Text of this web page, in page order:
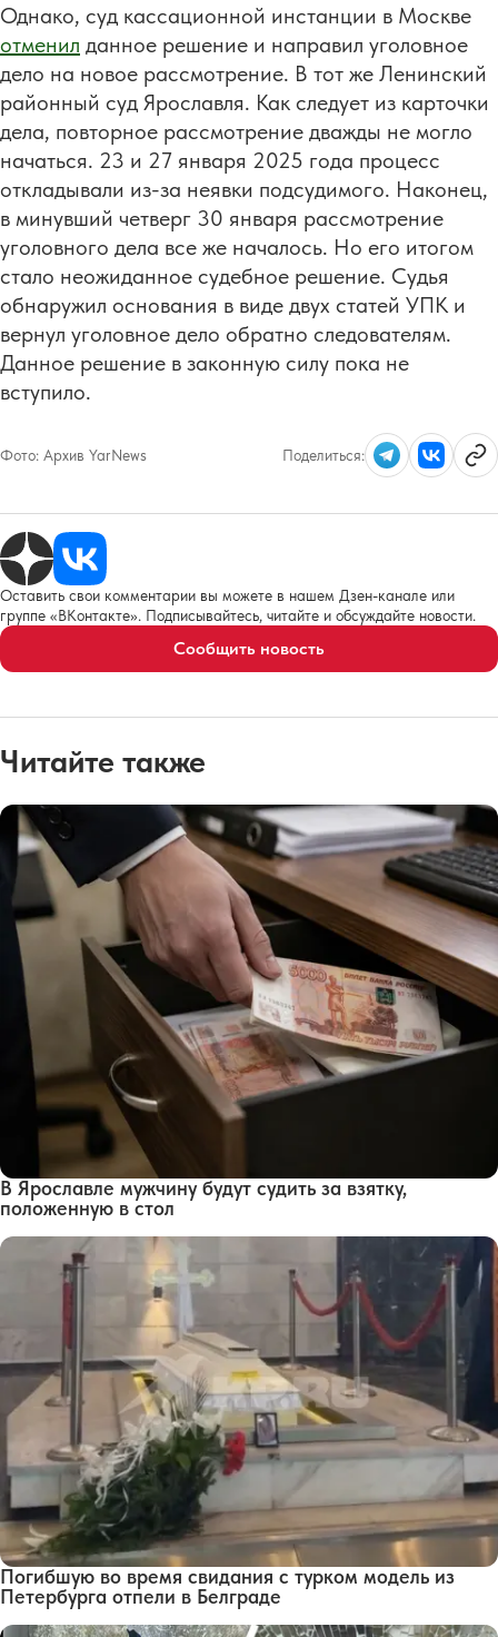
Однако, суд кассационной инстанции в Москве
отменил данное решение и направил уголовное
дело на новое рассмотрение. В тот же Ленинский
районный суд Ярославля. Как следует из карточки
дела, повторное рассмотрение дважды не могло
начаться. 23 и 27 января 2025 года процесс
откладывали из-за неявки подсудимого. Наконец,
в минувший четверг 30 января рассмотрение
уголовного дела все же началось. Но его итогом
стало неожиданное судебное решение. Судья
обнаружил основания в виде двух статей УПК и
вернул уголовное дело обратно следователям.
Данное решение в законную силу пока не
вступило.
Фото: Архив YarNews Поделиться:
Оставить свои комментарии вы можете в нашем Дзен-канале или
группе «ВКонтакте». Подписывайтесь, читайте и обсуждайте новости.
Сообщить новость
Читайте также
В Ярославле мужчину будут судить за взятку,
положенную в стол
Погибшую во время свидания с турком модель из
Петербурга отпели в Белграде